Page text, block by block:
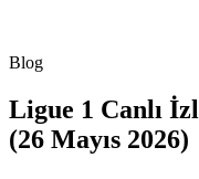
Blog
Ligue 1 Canlı
(26 Mayıs 2026)